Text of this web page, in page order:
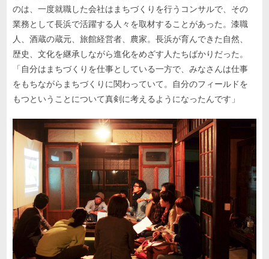
のは、一度就職した会社はまちづくりを行うコンサルで、その
業務として長浜で活躍する人々を取材することがあった。漆職
人、酒蔵の蔵元、旅館経営者、農家。長浜が育んできた自然、
歴史、文化を継承しながら進化をめざす人たちばかりだった。
「自分はまちづくりを仕事としている一方で、みなさんは仕事
をもちながらまちづくりに関わっていて。自分のフィールドを
もつということについて真剣に考えるようになったんです」